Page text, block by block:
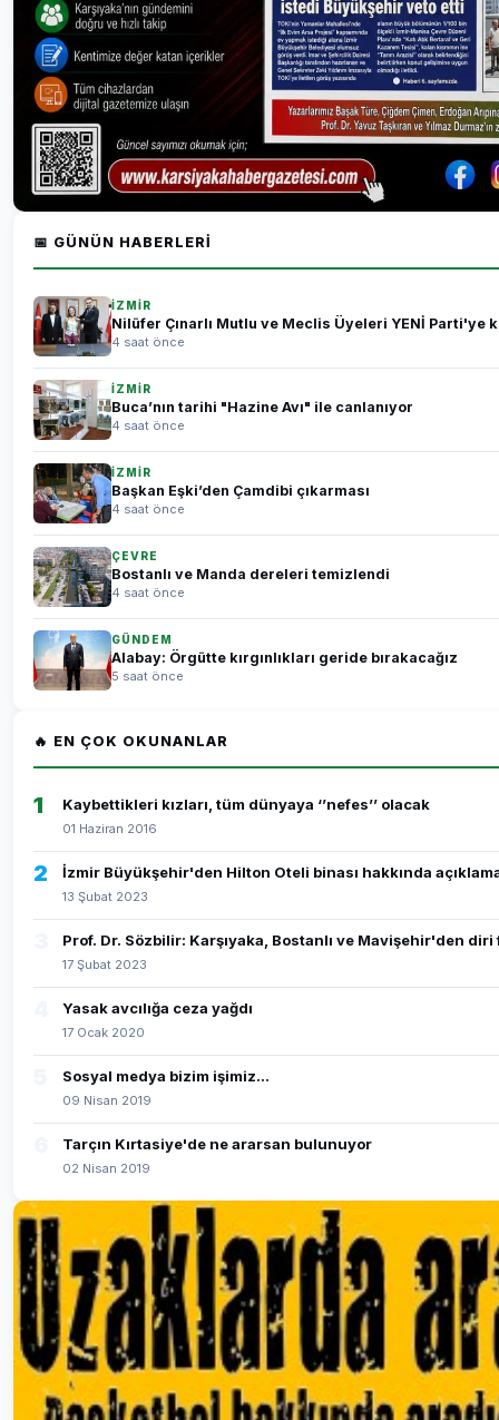
📅 GÜNÜN HABERLERI
İZMİR
Nilüfer Çınarlı Mutlu ve Meclis Üyeleri YENİ Parti'ye
4 saat önce
İZMİR
Buca’nın tarihi "Hazine Avı" ile canlanıyor
4 saat önce
İZMİR
Başkan Eşki’den Çamdibi çıkarması
4 saat önce
ÇEVRE
Bostanlı ve Manda dereleri temizlendi
4 saat önce
GÜNDEM
Alabay: Örgütte kırgınlıkları geride bırakacağız
5 saat önce
🔥 EN ÇOK OKUNANLAR
1 Kaybettikleri kızları, tüm dünyaya ‘’nefes’’ olacak
01 Haziran 2016
2 İzmir Büyükşehir'den Hilton Oteli binası hakkında
13 Şubat 2023
Prof. Dr. Sözbilir: Karşıyaka, Bostanlı ve Mavişehir'den
17 Şubat 2023
Yasak avcılığa ceza yağdı
17 Ocak 2020
Sosyal medya bizim işimiz...
09 Nisan 2019
Tarçın Kırtasiye'de ne ararsan bulunuyor
02 Nisan 2019